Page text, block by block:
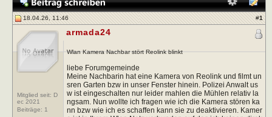
18.04.26, 11:46 #1
Mitglied seit: D
ec 2021
Beiträge: 1
armada24
Wlan Kamera Nachbar stört Reolink blinkt
liebe Forumgemeinde
Meine Nachbarin hat eine Kamera von Reolink und filmt un
sren Garten bzw in unser Fenster hinein. Polizei Anwalt us
w ist eingeschalten nur leider mahlen die Mühlen relativ la
ngsam. Nun wollte ich fragen wie ich die Kamera stören ka
nn bzw wie ich es schaffen kann sie zu deaktivieren. Kamer